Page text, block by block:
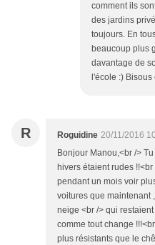
comment ils
des jardins
toujours. En
beaucoup plus
davantage de
l'école :)
R Roguidine 20/11/2016
Bonjour Manou,<br />
hivers étaient rudes
pendant un mois voir
voitures que maintenant
neige <br /> qui
comme tout change
plus résistants que le